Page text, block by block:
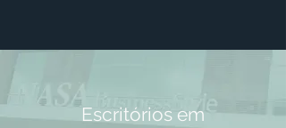
Escritórios em